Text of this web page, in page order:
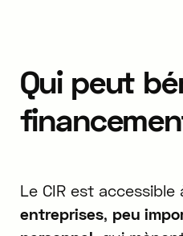
Qui peut
Le CIR est
entreprises, peu